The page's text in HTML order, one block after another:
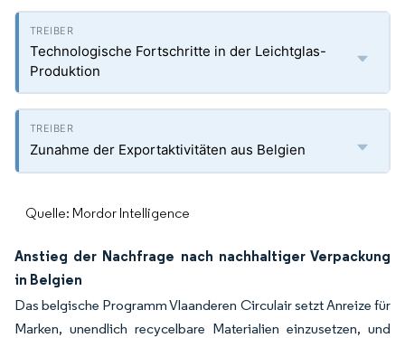
Technologische Fortschritte in der Leichtglas-
Produktion
Zunahme der Exportaktivitäten aus Belgien
Quelle: Mordor Intelligence
Anstieg der Nachfrage nach nachhaltiger Verpackung
in Belgien
Das belgische Programm Vlaanderen Circulair setzt Anreize für
Marken, unendlich recycelbare Materialien einzusetzen, und